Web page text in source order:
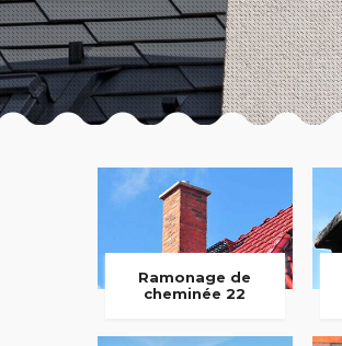
Ramonage de
cheminée 22